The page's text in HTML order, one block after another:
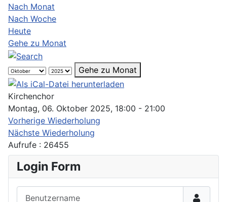
Nach Monat
Nach Woche
Heute
Gehe zu Monat
Gehe zu Monat
Kirchenchor
Montag, 06. Oktober 2025, 18:00 - 21:00
Vorherige Wiederholung
Nächste Wiederholung
Aufrufe : 26455
Login Form